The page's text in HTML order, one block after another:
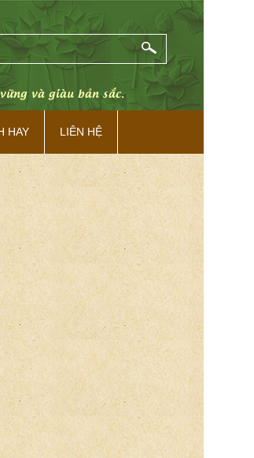
và giàu bản sắc.
HAY LIÊN HỆ